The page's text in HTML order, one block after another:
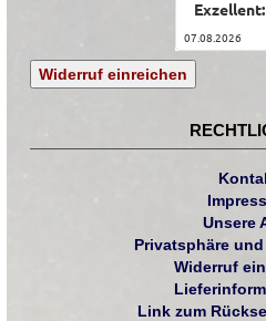
Exzellent:
07.08.2026
Widerruf einreichen
Unsere
Privatsphäre
Widerruf
Link zum